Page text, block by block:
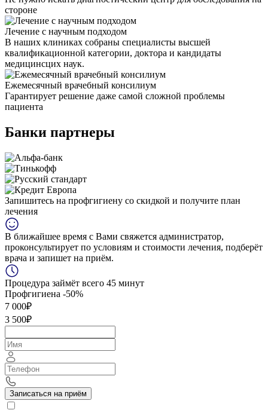
стороне
Лечение с научным подходом
В наших клиниках собраны специалисты высшей
квалификационной категории, доктора и кандидаты
медицинсцих наук.
Ежемесячный врачебный консилиум
Гарантирует решение даже самой сложной проблемы
пациента
Банки партнеры
Запишитесь на профгигиену со скидкой и получите план
лечения
В ближайшее время с Вами свяжется администратор,
проконсультирует по условиям и стоимости лечения, подберёт
врача и запишет на приём.
Процедура займёт всего 45 минут
Профгигиена -50%
7 000₽
3 500₽
Записаться на приём